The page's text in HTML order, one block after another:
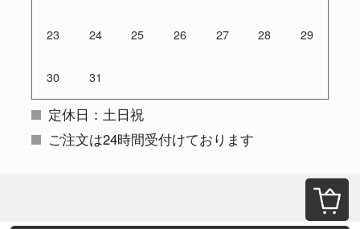
23 24 25 26 27 28 29
30 31
定休日：土日祝
ご注文は24時間受付けております